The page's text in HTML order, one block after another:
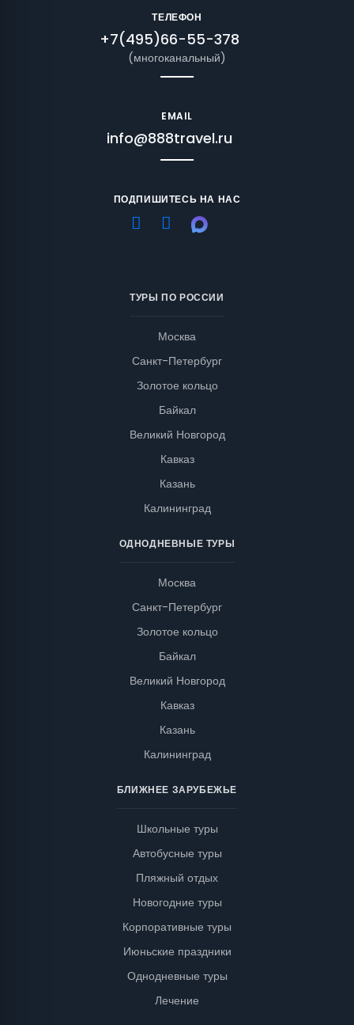
ТЕЛЕФОН
+7(495)66-55-378
(многоканальный)
EMAIL
info@888travel.ru
ПОДПИШИТЕСЬ НА НАС
ТУРЫ ПО РОССИИ
Москва
Санкт-Петербург
Золотое кольцо
Байкал
Великий Новгород
Кавказ
Казань
Калининград
ОДНОДНЕВНЫЕ ТУРЫ
Москва
Санкт-Петербург
Золотое кольцо
Байкал
Великий Новгород
Кавказ
Казань
Калининград
БЛИЖНЕЕ ЗАРУБЕЖЬЕ
Школьные туры
Автобусные туры
Пляжный отдых
Новогодние туры
Корпоративные туры
Июньские праздники
Однодневные туры
Лечение